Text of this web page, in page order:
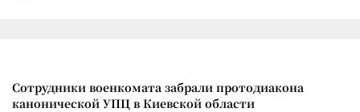
Сотрудники военкомата забрали протодиакона
канонической УПЦ в Киевской области